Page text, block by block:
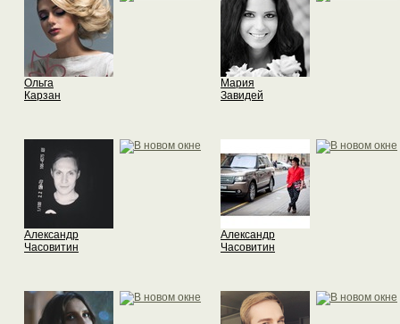
Ольга
Карзан
Мария
Завидей
Александр
Часовитин
Александр
Часовитин